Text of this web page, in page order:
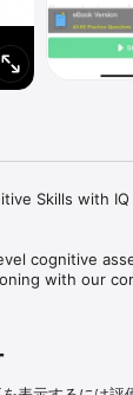
Skills with
cognitive
with our